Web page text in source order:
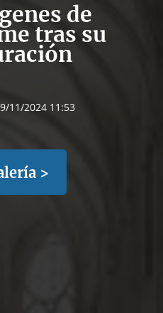
de
tras su
11/2024 11:53
>